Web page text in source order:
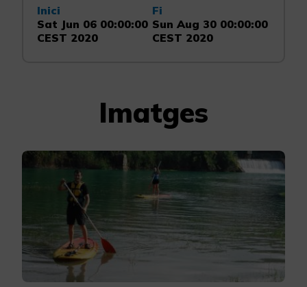
Inici
Sat Jun 06 00:00:00
CEST 2020
Fi
Sun Aug 30 00:00:00
CEST 2020
Imatges